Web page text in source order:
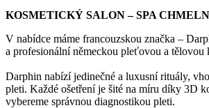
KOSMETICKÝ SALON – SPA
V nabídce máme francouzskou značka –
a profesionální německou pleťovou a tělovou
Darphin nabízí jedinečné a luxusní rituály,
pleti. Každé ošetření je šité na míru díky 3D
vybereme správnou diagnostikou pleti.